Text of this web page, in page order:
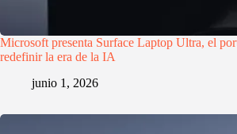
Microsoft presenta Surface Laptop Ultra, el
redefinir la era de la IA
junio 1, 2026